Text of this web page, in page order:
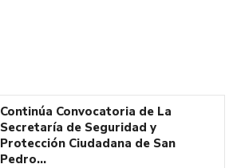
Continúa Convocatoria de La
Secretaría de Seguridad y
Protección Ciudadana de San
Pedro…